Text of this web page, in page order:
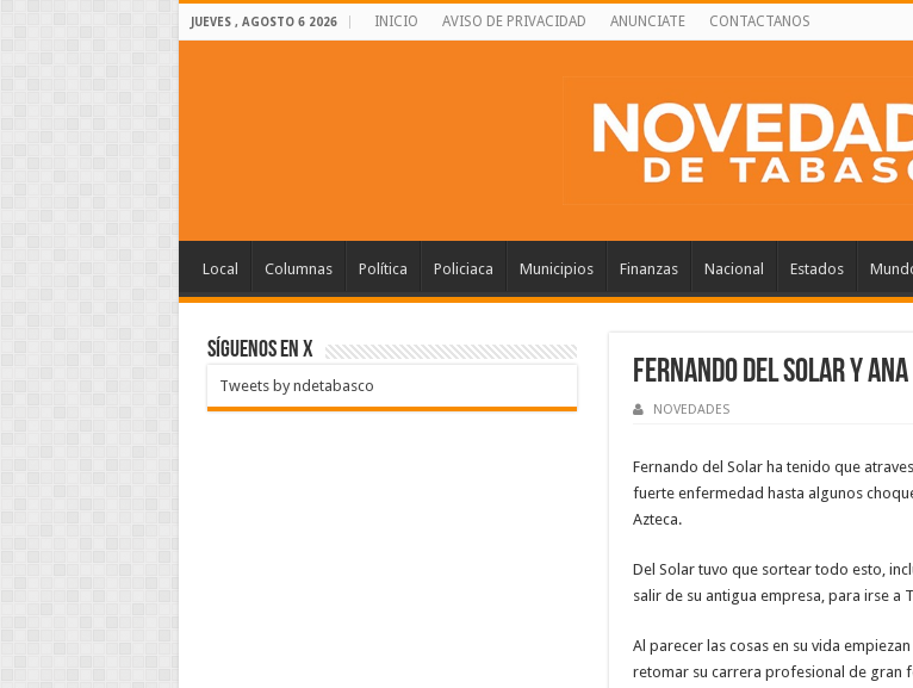
JUEVES , AGOSTO 6 2026 INICIO AVISO DE PRIVACIDAD ANUNCIATE CONTACTANOS
Local Columnas Política Policiaca Municipios Finanzas Nacional Estados
Fernando del Solar y
NOVEDADES
Fernando del Solar ha tenido que
fuerte enfermedad hasta algunos
Azteca.
Del Solar tuvo que sortear todo esto,
salir de su antigua empresa, para irse a
Al parecer las cosas en su vida
retomar su carrera profesional de gran
SÍGUENOS EN X
Tweets by ndetabasco